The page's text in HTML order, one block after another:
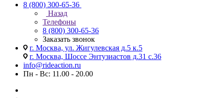
8 (800) 300-65-36
Назад
Телефоны
8 (800) 300-65-36
Заказать звонок
г. Москва, ул. Жигулевская д.5 к.5
г. Москва, Шоссе Энтузиастов д.31 с.36
info@rideaction.ru
Пн - Вс: 11.00 - 20.00